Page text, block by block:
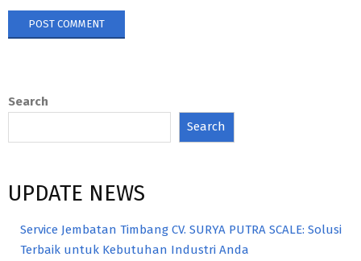
Search
Search
UPDATE NEWS
Service Jembatan Timbang CV. SURYA PUTRA SCALE: Solusi
Terbaik untuk Kebutuhan Industri Anda